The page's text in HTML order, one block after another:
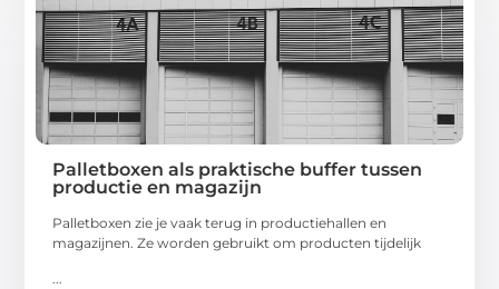
Palletboxen als praktische buffer tussen
productie en magazijn
Palletboxen zie je vaak terug in productiehallen en
magazijnen. Ze worden gebruikt om producten tijdelijk
...